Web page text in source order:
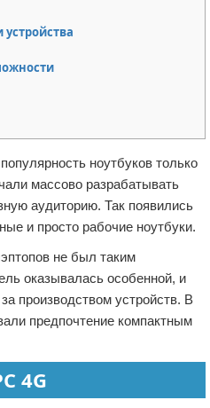
ноутбуков только
массово разрабатывать
аудиторию. Так появились
и просто рабочие ноутбуки.
не был таким
оказывалась особенной, и
производством устройств. В
предпочтение компактным
4G